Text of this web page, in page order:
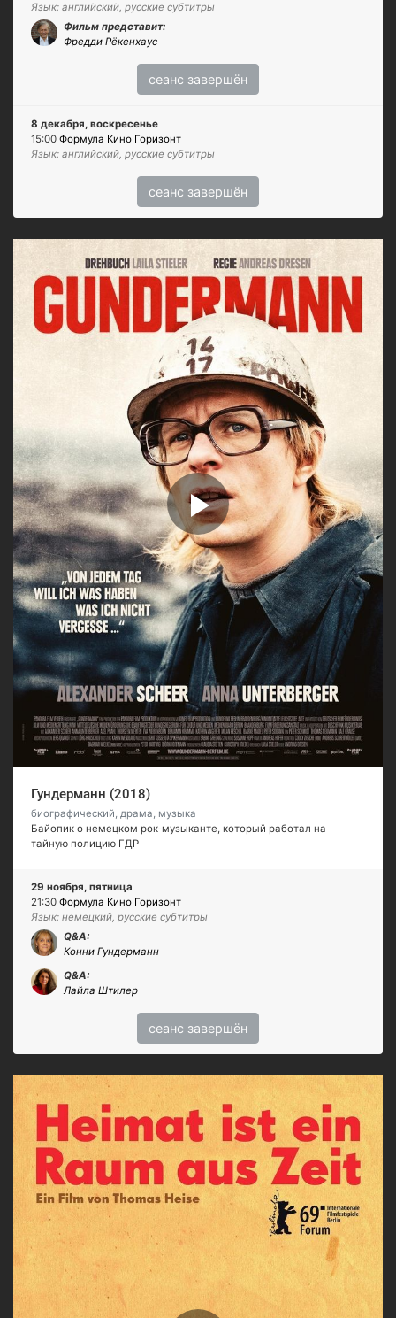
Язык: английский, русские субтитры
Фильм представит:
Фредди Рёкенхаус
сеанс завершён
8 декабря, воскресенье
15:00 Формула Кино Горизонт
Язык: английский, русские субтитры
сеанс завершён
Гундерманн (2018)
биографический, драма, музыка
Байопик о немецком рок-музыканте, который работал на
тайную полицию ГДР
29 ноября, пятница
21:30 Формула Кино Горизонт
Язык: немецкий, русские субтитры
Q&A:
Конни Гундерманн
Q&A:
Лайла Штилер
сеанс завершён